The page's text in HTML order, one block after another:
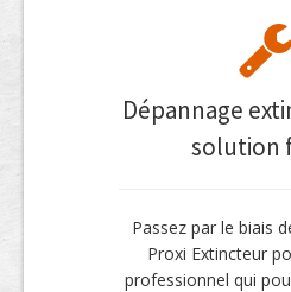
Dépannage
solution
Passez par le biais
Proxi Extincteur
professionnel qui